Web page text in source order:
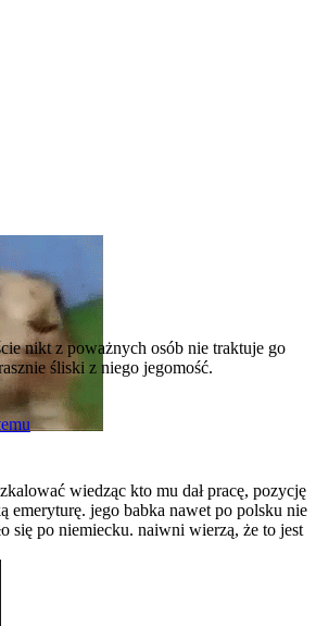
nikt z poważnych osób nie traktuje go
śliski z niego jegomość.
wiedząc kto mu dał pracę, pozycję
emeryturę. jego babka nawet po polsku nie
się po niemiecku. naiwni wierzą, że to jest